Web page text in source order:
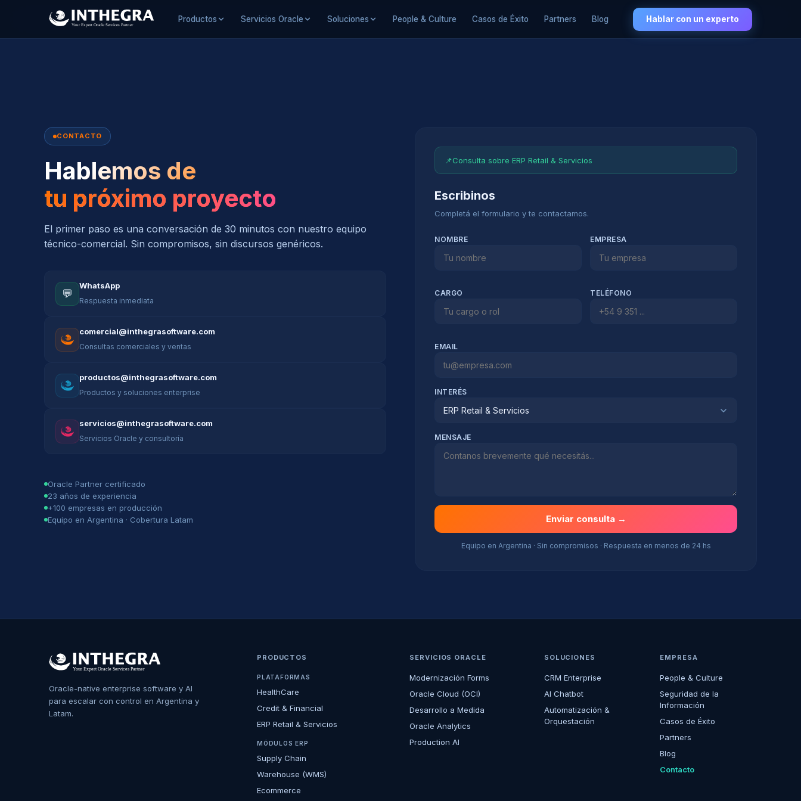
Productos Servicios Oracle Soluciones People & Culture Casos de Éxito Partners Blog Hablar con un experto
CONTACTO
Hablemos de
tu próximo proyecto
El primer paso es una conversación de 30 minutos con nuestro equipo
técnico-comercial. Sin compromisos, sin discursos genéricos.
💬
WhatsApp
Respuesta inmediata
comercial@inthegrasoftware.com
Consultas comerciales y ventas
productos@inthegrasoftware.com
Productos y soluciones enterprise
servicios@inthegrasoftware.com
Servicios Oracle y consultoría
Oracle Partner certificado
23 años de experiencia
+100 empresas en producción
Equipo en Argentina · Cobertura Latam
📌Consulta sobre ERP Retail & Servicios
Escribinos
Completá el formulario y te contactamos.
NOMBRE EMPRESA
CARGO TELÉFONO
EMAIL
INTERÉS
ERP Retail & Servicios
MENSAJE
Enviar consulta →
Equipo en Argentina · Sin compromisos · Respuesta en menos de 24 hs
Oracle-native enterprise software y AI
para escalar con control en Argentina y
Latam.
PRODUCTOS
PLATAFORMAS
HealthCare
Credit & Financial
ERP Retail & Servicios
MÓDULOS ERP
Supply Chain
Warehouse (WMS)
Ecommerce
SERVICIOS ORACLE
Modernización Forms
Oracle Cloud (OCI)
Desarrollo a Medida
Oracle Analytics
Production AI
SOLUCIONES
CRM Enterprise
AI Chatbot
Automatización &
Orquestación
EMPRESA
People & Culture
Seguridad de la
Información
Casos de Éxito
Partners
Blog
Contacto